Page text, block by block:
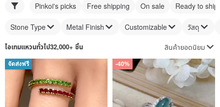
Stone Type Metal Finish Customizable วัสดุ
ไอเทมแหวนทั่วไป32,000+ ชิ้น สินค้ายอดนิยม
จัดส่งฟรี